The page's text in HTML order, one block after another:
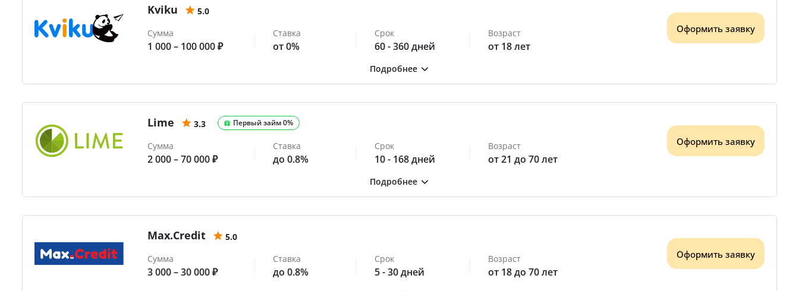
Kviku
5.0
Сумма
1 000 – 100 000 ₽
Ставка
от 0%
Срок
60 - 360 дней
Возраст
от 18 лет
Оформить заявку
Lime 3.3 Первый займ 0%
Сумма
2 000 – 70 000 ₽
Ставка
до 0.8%
Срок
10 - 168 дней
Возраст
от 21 до 70 лет
Оформить заявку
Max.Credit
5.0
Сумма
3 000 – 30 000 ₽
Ставка
до 0.8%
Срок
5 - 30 дней
Возраст
от 18 до 70 лет
Оформить заявку